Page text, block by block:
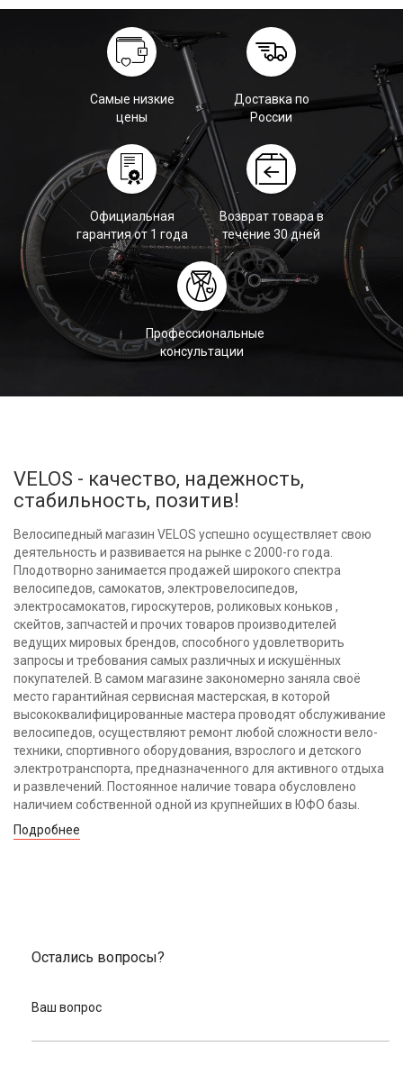
Самые низкие
цены
Доставка по
России
Официальная
гарантия от 1 года
Возврат товара в
течение 30 дней
Профессиональные
консультации
VELOS - качество, надежность,
стабильность, позитив!
Велосипедный магазин VELOS успешно осуществляет свою
деятельность и развивается на рынке с 2000-го года.
Плодотворно занимается продажей широкого спектра
велосипедов, самокатов, электровелосипедов,
электросамокатов, гироскутеров, роликовых коньков ,
скейтов, запчастей и прочих товаров производителей
ведущих мировых брендов, способного удовлетворить
запросы и требования самых различных и искушённых
покупателей. В самом магазине закономерно заняла своё
место гарантийная сервисная мастерская, в которой
высококвалифицированные мастера проводят обслуживание
велосипедов, осуществляют ремонт любой сложности вело-
техники, спортивного оборудования, взрослого и детского
электротранспорта, предназначенного для активного отдыха
и развлечений. Постоянное наличие товара обусловлено
наличием собственной одной из крупнейших в ЮФО базы.
Подробнее
Остались вопросы?
Ваш вопрос